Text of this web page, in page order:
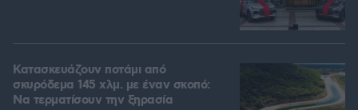
Κατασκευάζουν ποτάμι από
σκυρόδεμα 145 χλμ. με έναν σκοπό:
Να τερματίσουν την ξηρασία